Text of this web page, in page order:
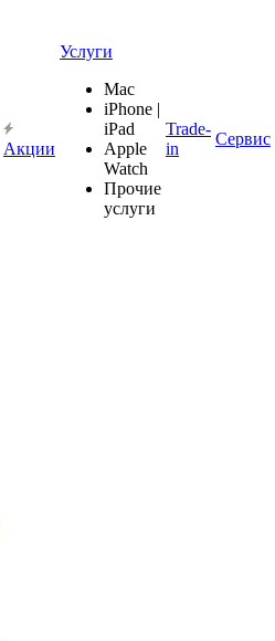
Акции
Услуги
Mac
iPhone |
iPad
Apple
Watch
Прочие
услуги
Trade-
in
Сервис